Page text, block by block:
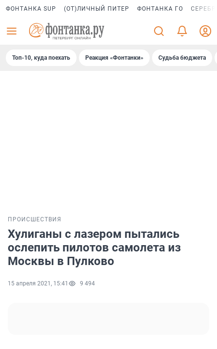
ФОНТАНКА SUP (ОТ)ЛИЧНЫЙ ПИТЕР ФОНТАНКА ГО
Топ-10, куда поехать Реакция «Фонтанки» Судьба бюджета
ПРОИСШЕСТВИЯ
Хулиганы с лазером пытались
ослепить пилотов самолета из
Москвы в Пулково
15 апреля 2021, 15:41 9 494